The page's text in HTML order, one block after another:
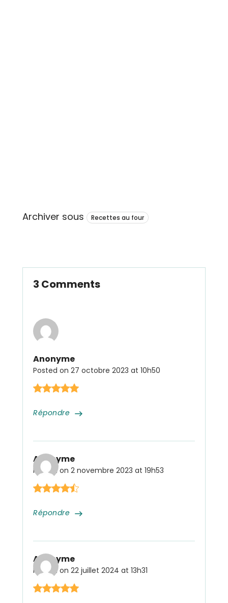
Archiver sous Recettes au four
3 Comments
Anonyme
Posted on 27 octobre 2023 at 10h50
Répondre
Anonyme
Posted on 2 novembre 2023 at 19h53
Répondre
Anonyme
Posted on 22 juillet 2024 at 13h31